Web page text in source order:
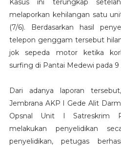
Kasus ini terungkap
melaporkan kehilangan satu
(7/6). Berdasarkan hasil
telepon genggam tersebut
jok sepeda motor ketika
surfing di Pantai Medewi pada 9
Dari adanya laporan
Jembrana AKP I Gede Alit
Opsnal Unit I Satreskrim
melakukan penyelidikan
penyelidikan, petugas